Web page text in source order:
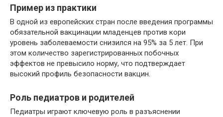
Пример из практики
В одной из европейских стран после введения программы
обязательной вакцинации младенцев против кори
уровень заболеваемости снизился на 95% за 5 лет. При
этом количество зарегистрированных побочных
эффектов не превысило норму, что подтверждает
высокий профиль безопасности вакцин.
Роль педиатров и родителей
Педиатры играют ключевую роль в разъяснении